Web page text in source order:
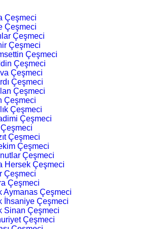
Çeşmeci
Çeşmeci
Çeşmeci
Çeşmeci
Çeşmeci
Çeşmeci
Çeşmeci
Çeşmeci
Çeşmeci
Çeşmeci
Çeşmeci
Çeşmeci
Çeşmeci
Çeşmeci
Çeşmeci
Hersek Çeşmeci
Çeşmeci
Çeşmeci
Aymanas Çeşmeci
İhsaniye Çeşmeci
Sinan Çeşmeci
Çeşmeci